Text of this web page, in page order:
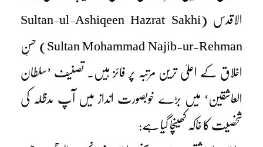
الاقدس (Sultan-ul-Ashiqeen Hazrat Sakhi
Sultan Mohammad Najib-ur-Rehman) حسنِ
اخلاق کے اعلیٰ ترین مرتبہ پر فائز ہیں۔ تصنیف ’سلطان
العاشقین‘ میں بڑے خوبصورت انداز میں آپ مدظلہ کی
شخصیت کا خاکہ کھینچا گیا ہے: